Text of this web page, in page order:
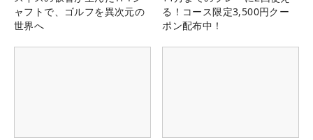
ャフトで、ゴルフを異次元の
世界へ
る！コース限定3,500円クー
ポン配布中！